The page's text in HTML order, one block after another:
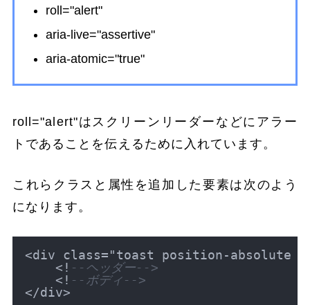
roll="alert"
aria-live="assertive"
aria-atomic="true"
roll="alert"はスクリーンリーダーなどにアラー
トであることを伝えるために入れています。
これらクラスと属性を追加した要素は次のよう
になります。
<div class="toast position-absolute
< ! --ヘッダー-->
< ! --ボディ-->
</div>